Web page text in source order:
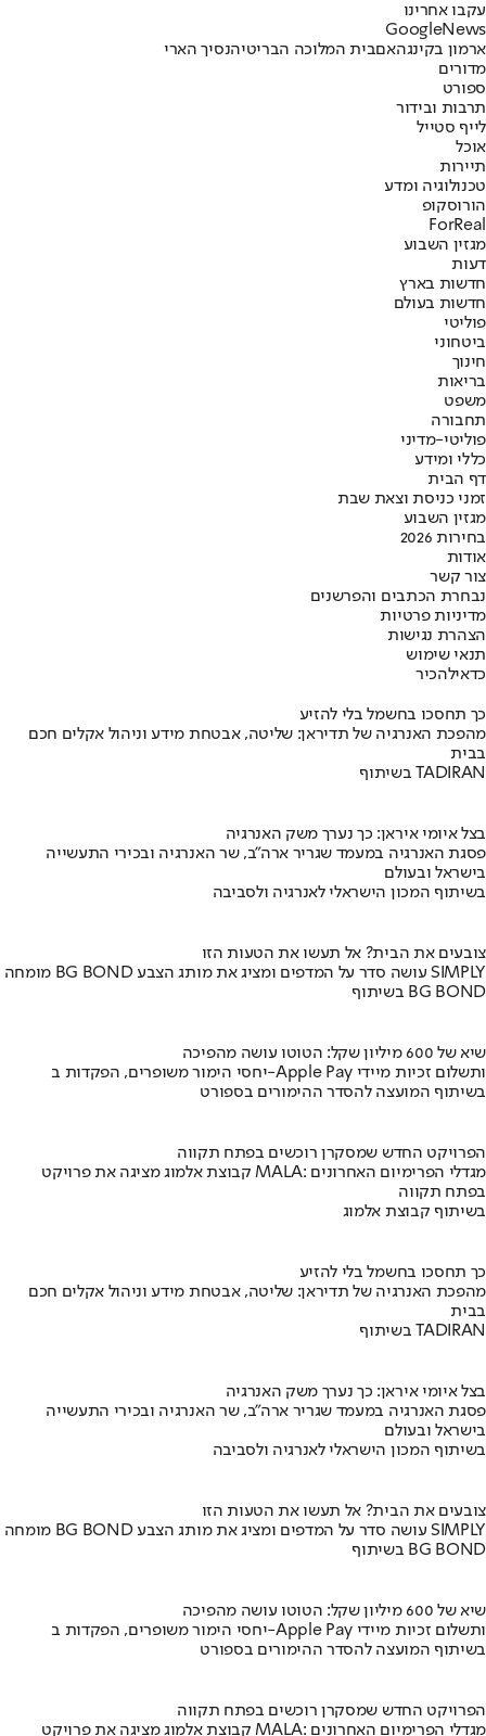
עקבו אחרינו
Googl eNews
ארמון בקינגהאםבית המלוכה הבריטיהנסיך הארי
מדורים
ספורט
תרבות ובידור
לייף סטייל
אוכל
תיירות
טכנולוגיה ומדע
הורוסקופ
ForReal
מגזין השבוע
דעות
חדשות בארץ
חדשות בעולם
פוליטי
ביטחוני
חינוך
בריאות
משפט
תחבורה
פוליטי-מדיני
כללי ומידע
דף הבית
זמני כניסת וצאת שבת
מגזין השבוע
בחירות 2026
אודות
צור קשר
נבחרת הכתבים והפרשנים
מדיניות פרטיות
הצהרת נגישות
תנאי שימוש
כדאילהכיר
כך תחסכו בחשמל בלי להזיע
מהפכת האנרגיה של תדיראן: שליטה, אבטחת מידע וניהול אקלים חכם
בבית
בשיתוף TADIRAN
בצל איומי איראן: כך נערך משק האנרגיה
פסגת האנרגיה במעמד שגריר ארה"ב, שר האנרגיה ובכירי התעשייה
בישראל ובעולם
בשיתוף המכון הישראלי לאנרגיה ולסביבה
צובעים את הבית? אל תעשו את הטעות הזו
מומחה BG BOND עושה סדר על המדפים ומציג את מותג הצבע SIMPLY
בשיתוף BG BOND
שיא של 600 מיליון שקל: הטוטו עושה מהפיכה
יחסי הימור משופרים, הפקדות ב-Apple Pay ותשלום זכיות מיידי
בשיתוף המועצה להסדר ההימורים בספורט
הפרויקט החדש שמסקרן רוכשים בפתח תקווה
קבוצת אלמוג מציגה את פרויקט MALA: מגדלי הפרימיום האחרונים
בפתח תקווה
בשיתוף קבוצת אלמוג
כך תחסכו בחשמל בלי להזיע
מהפכת האנרגיה של תדיראן: שליטה, אבטחת מידע וניהול אקלים חכם
בבית
בשיתוף TADIRAN
בצל איומי איראן: כך נערך משק האנרגיה
פסגת האנרגיה במעמד שגריר ארה"ב, שר האנרגיה ובכירי התעשייה
בישראל ובעולם
בשיתוף המכון הישראלי לאנרגיה ולסביבה
צובעים את הבית? אל תעשו את הטעות הזו
מומחה BG BOND עושה סדר על המדפים ומציג את מותג הצבע SIMPLY
בשיתוף BG BOND
שיא של 600 מיליון שקל: הטוטו עושה מהפיכה
יחסי הימור משופרים, הפקדות ב-Apple Pay ותשלום זכיות מיידי
בשיתוף המועצה להסדר ההימורים בספורט
הפרויקט החדש שמסקרן רוכשים בפתח תקווה
קבוצת אלמוג מציגה את פרויקט MALA: מגדלי הפרימיום האחרונים